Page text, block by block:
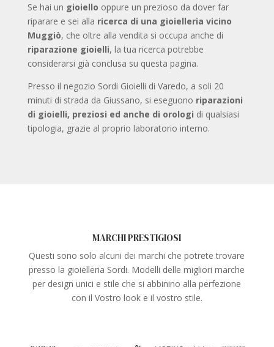
Se hai un gioiello oppure un prezioso da dover far
riparare e sei alla ricerca di una gioielleria vicino
Muggiò, che oltre alla vendita si occupa anche di
riparazione gioielli, la tua ricerca potrebbe
considerarsi già conclusa su questa pagina.
Presso il negozio Sordi Gioielli di Varedo, a soli 20
minuti di strada da Giussano, si eseguono riparazioni
di gioielli, preziosi ed anche di orologi di qualsiasi
tipologia, grazie al proprio laboratorio interno.
MARCHI PRESTIGIOSI
Questi sono solo alcuni dei marchi che potrete trovare
presso la gioielleria Sordi. Modelli delle migliori marche
per design unici e stile che si abbinino alla perfezione
con il Vostro look e il vostro stile.